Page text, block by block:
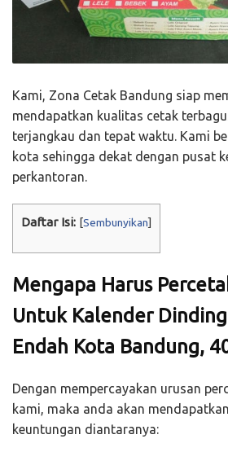
Kami, Zona Cetak Bandung siap
mendapatkan kualitas cetak
terjangkau dan tepat waktu. Kami
kota sehingga dekat dengan pusat
perkantoran.
Daftar Isi: [Sembunyikan]
Mengapa Harus
Untuk Kalender
Endah Kota Bandung,
Dengan mempercayakan urusan
kami, maka anda akan
keuntungan diantaranya: